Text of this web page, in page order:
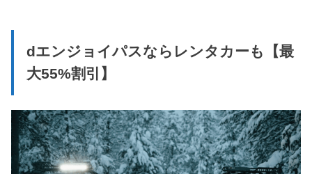
dエンジョイパスならレンタカーも【最
大55%割引】